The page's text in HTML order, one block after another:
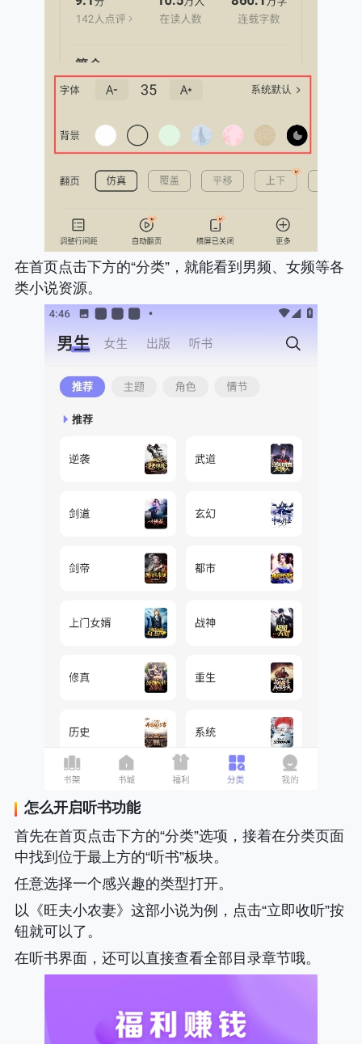
在首页点击下方的“分类”，就能看到男频、女频等各
类小说资源。
怎么开启听书功能
首先在首页点击下方的“分类”选项，接着在分类页面
中找到位于最上方的“听书”板块。
任意选择一个感兴趣的类型打开。
以《旺夫小农妻》这部小说为例，点击“立即收听”按
钮就可以了。
在听书界面，还可以直接查看全部目录章节哦。